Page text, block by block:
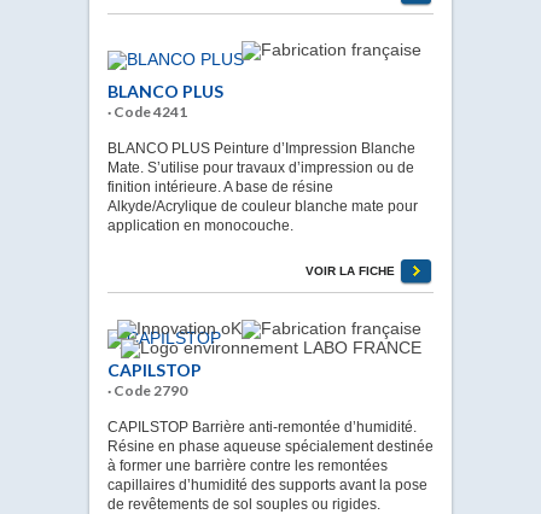
BLANCO PLUS
· Code 4241
BLANCO PLUS Peinture d’Impression Blanche
Mate. S’utilise pour travaux d’impression ou de
finition intérieure. A base de résine
Alkyde/Acrylique de couleur blanche mate pour
application en monocouche.
VOIR LA FICHE
CAPILSTOP
· Code 2790
CAPILSTOP Barrière anti-remontée d’humidité.
Résine en phase aqueuse spécialement destinée
à former une barrière contre les remontées
capillaires d’humidité des supports avant la pose
de revêtements de sol souples ou rigides.